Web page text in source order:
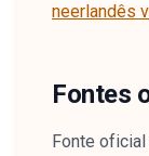
neerlandês
Fontes
Fonte